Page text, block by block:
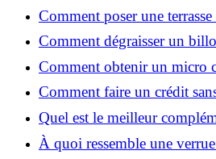
Comment poser une
battue ?
Comment dégraisser un
Comment obtenir un micro
justificatif ?
Comment faire un crédit
Quel est le meilleur
cheveux efficace ? Notre avis
À quoi ressemble une